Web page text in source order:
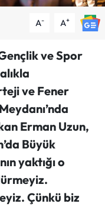
A- A+
ve Spor
ve Fener
Erman Uzun,
Büyük
yaktığı o
Çünkü biz